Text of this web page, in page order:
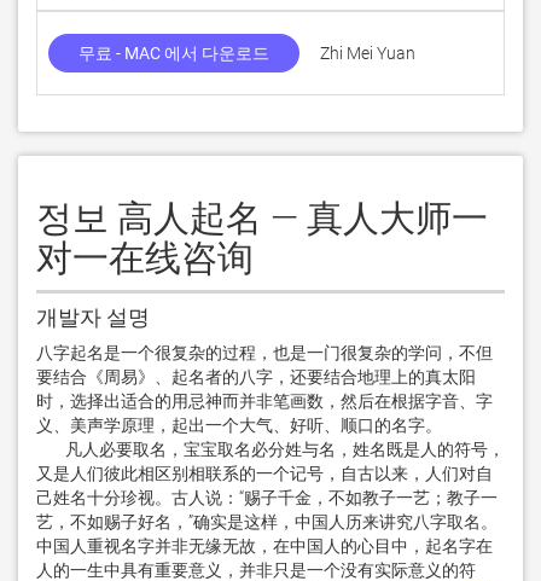
무료 - MAC 에서 다운로드 Zhi Mei Yuan
정보 高人起名 — 真人大师一
对一在线咨询
개발자 설명
八字起名是一个很复杂的过程，也是一门很复杂的学问，不但
要结合《周易》、起名者的八字，还要结合地理上的真太阳
时，选择出适合的用忌神而并非笔画数，然后在根据字音、字
义、美声学原理，起出一个大气、好听、顺口的名字。
又是人们彼此相区别相联系的一个记号，自古以来，人们对自
己姓名十分珍视。古人说：“赐子千金，不如教子一艺；教子一
艺，不如赐子好名，”确实是这样，中国人历来讲究八字取名。
中国人重视名字并非无缘无故，在中国人的心目中，起名字在
人的一生中具有重要意义，并非只是一个没有实际意义的符